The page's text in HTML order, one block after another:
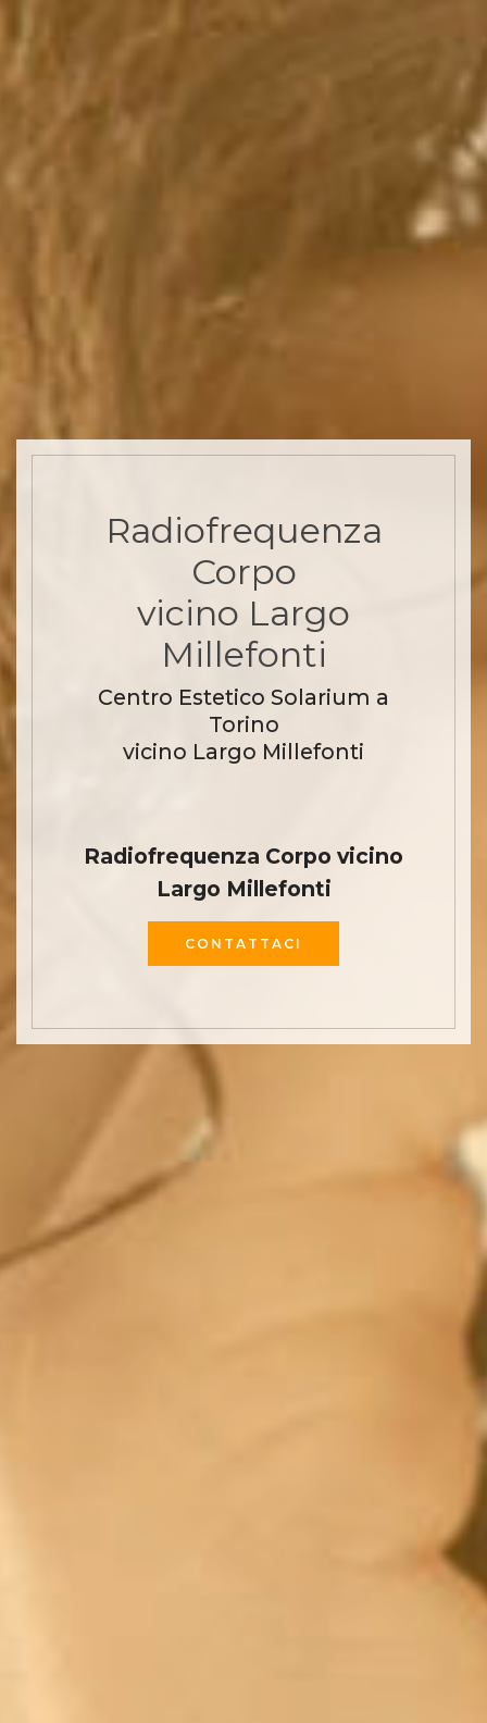
Radiofrequenza
Corpo
vicino Largo
Millefonti
Centro Estetico Solarium a
Torino
vicino Largo Millefonti
Radiofrequenza Corpo vicino
Largo Millefonti
CONTATTACI